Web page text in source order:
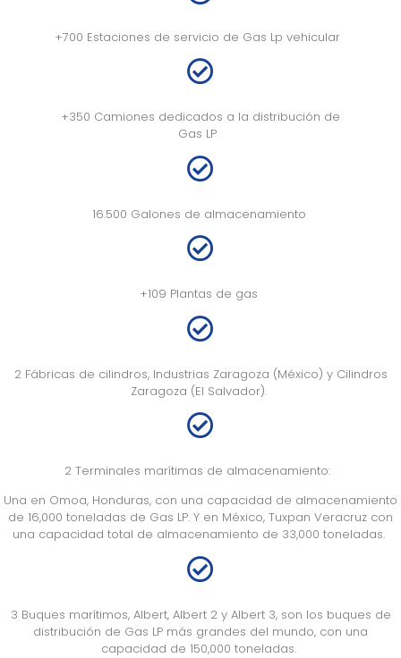
+700 Estaciones de servicio de Gas Lp vehicular
+350 Camiones dedicados a la distribución de
Gas LP
16.500 Galones de almacenamiento
+109 Plantas de gas
2 Fábricas de cilindros, Industrias Zaragoza (México) y Cilindros
Zaragoza (El Salvador).
2 Terminales marítimas de almacenamiento:
Una en Omoa, Honduras, con una capacidad de almacenamiento
de 16,000 toneladas de Gas LP. Y en México, Tuxpan Veracruz con
una capacidad total de almacenamiento de 33,000 toneladas.
3 Buques marítimos, Albert, Albert 2 y Albert 3, son los buques de
distribución de Gas LP más grandes del mundo, con una
capacidad de 150,000 toneladas.